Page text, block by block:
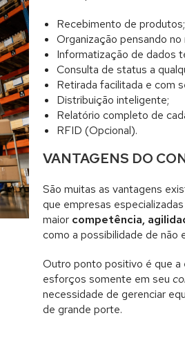
Recebimento de produtos;
Organização pensando
Informatização de dados
Consulta de status a
Retirada facilitada e com
Distribuição inteligente;
Relatório completo de
RFID (Opcional).
VANTAGENS DO
São muitas as vantagens
que empresas
maiorcompetência,
como a possibilidade de não
Outro ponto positivo é que a
esforços somente em seu
necessidade de gerenciar
de grande porte.